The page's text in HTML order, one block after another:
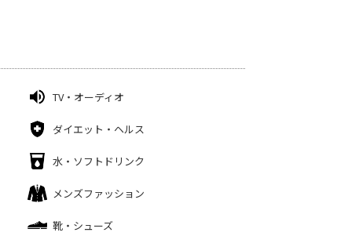
TV・オーディオ
ダイエット・ヘルス
水・ソフトドリンク
メンズファッション
靴・シューズ